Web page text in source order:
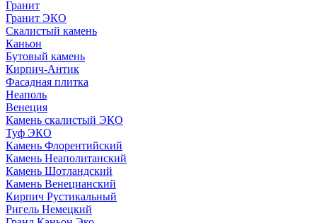
Гранит
Гранит ЭКО
Скалистый камень
Каньон
Бутовый камень
Кирпич-Антик
Фасадная плитка
Неаполь
Венеция
Камень скалистый ЭКО
Туф ЭКО
Камень Флорентийский
Камень Неаполитанский
Камень Шотландский
Камень Венецианский
Кирпич Рустикальный
Ригель Немецкий